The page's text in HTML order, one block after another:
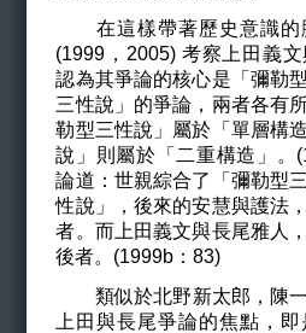
在這樣帶著歷史意識的
(1999，2005) 考察上田義
認為其爭論的核心是「彌勒
三性說」的爭論，兩者各有
勒型三性說」屬於「單層構
說」則屬於「二重構造」。
論道：世親綜合了「彌勒型
性說」，後來的安慧與護法
者。而上田義文與長尾雅人
後者。(1999b：83)
類似於北野新太郎，陳一
上田與長尾爭論的焦點，